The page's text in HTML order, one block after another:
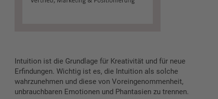
Intuition ist die Grundlage für Kreativität und für neue
Erfindungen. Wichtig ist es, die Intuition als solche
wahrzunehmen und diese von Voreingenommenheit,
unbrauchbaren Emotionen und Phantasien zu trennen.